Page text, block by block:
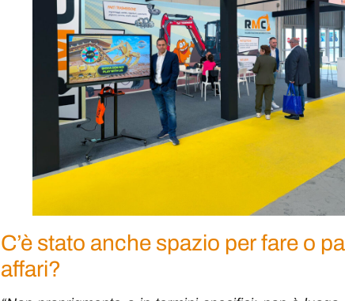
C’è stato anche spazio per fare o
affari?